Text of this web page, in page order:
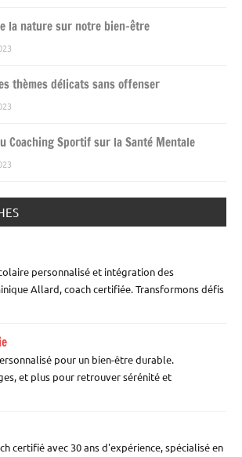
la nature sur notre bien-être
thèmes délicats sans offenser
Coaching Sportif sur la Santé Mentale
personnalisé et intégration des
Allard, coach certifiée. Transformons défis
pour un bien-être durable.
et plus pour retrouver sérénité et
certifié avec 30 ans d'expérience, spécialisé en